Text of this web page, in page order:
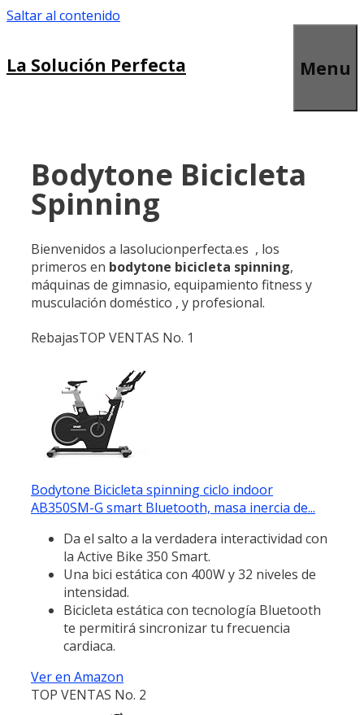
Saltar al contenido
La Solución Perfecta Menu
Bodytone Bicicleta
Spinning
Bienvenidos a lasolucionperfecta.es , los
primeros en bodytone bicicleta spinning,
máquinas de gimnasio, equipamiento fitness y
musculación doméstico , y profesional.
RebajasTOP VENTAS No. 1
Bodytone Bicicleta spinning ciclo indoor
AB350SM-G smart Bluetooth, masa inercia de...
Da el salto a la verdadera interactividad con
la Active Bike 350 Smart.
Una bici estática con 400W y 32 niveles de
intensidad.
Bicicleta estática con tecnología Bluetooth
te permitirá sincronizar tu frecuencia
cardiaca.
Ver en Amazon
TOP VENTAS No. 2